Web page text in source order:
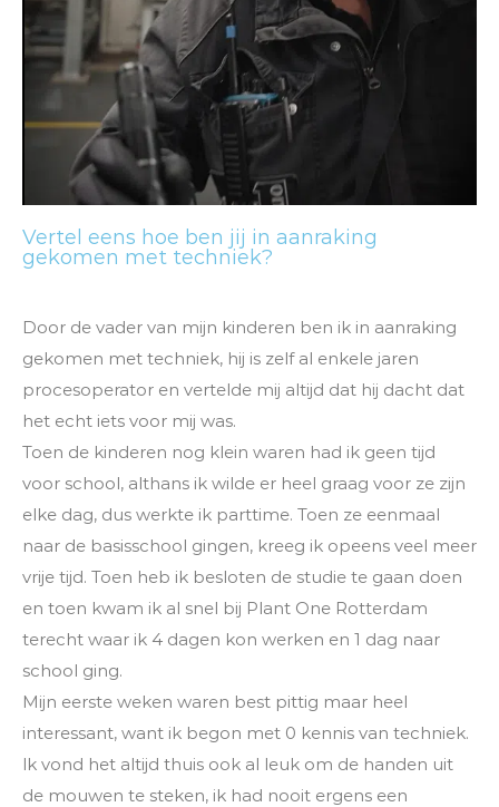
Vertel eens hoe ben jij in aanraking
gekomen met techniek?
Door de vader van mijn kinderen ben ik in aanraking
gekomen met techniek, hij is zelf al enkele jaren
procesoperator en vertelde mij altijd dat hij dacht dat
het echt iets voor mij was.
Toen de kinderen nog klein waren had ik geen tijd
voor school, althans ik wilde er heel graag voor ze zijn
elke dag, dus werkte ik parttime. Toen ze eenmaal
naar de basisschool gingen, kreeg ik opeens veel meer
vrije tijd. Toen heb ik besloten de studie te gaan doen
en toen kwam ik al snel bij Plant One Rotterdam
terecht waar ik 4 dagen kon werken en 1 dag naar
school ging.
Mijn eerste weken waren best pittig maar heel
interessant, want ik begon met 0 kennis van techniek.
lk vond het altijd thuis ook al leuk om de handen uit
de mouwen te steken, ik had nooit ergens een